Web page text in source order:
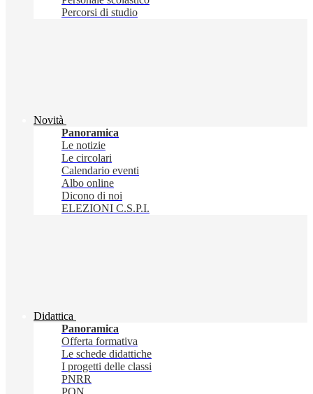
Percorsi di studio
Novità
Panoramica
Le notizie
Le circolari
Calendario eventi
Albo online
Dicono di noi
ELEZIONI C.S.P.I.
Didattica
Panoramica
Offerta formativa
Le schede didattiche
I progetti delle classi
PNRR